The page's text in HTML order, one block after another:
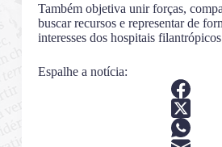
Também objetiva unir forças,
buscar recursos e representar de
interesses dos hospitais
Espalhe a notícia: